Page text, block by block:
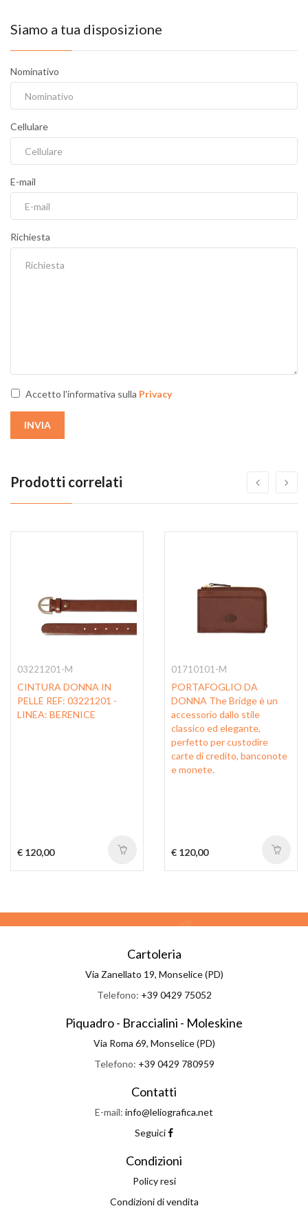
Siamo a tua disposizione
Nominativo
Cellulare
E-mail
Richiesta
Accetto l'informativa sulla Privacy
INVIA
Prodotti correlati
03221201-M
CINTURA DONNA IN
PELLE REF: 03221201 -
LINEA: BERENICE
€ 120,00
01710101-M
PORTAFOGLIO DA
DONNA The Bridge è un
accessorio dallo stile
classico ed elegante,
perfetto per custodire
carte di credito, banconote
e monete.
€ 120,00
Cartoleria
Via Zanellato 19, Monselice (PD)
Telefono: +39 0429 75052
Piquadro - Braccialini - Moleskine
Via Roma 69, Monselice (PD)
Telefono: +39 0429 780959
Contatti
E-mail: info@leliografica.net
Seguici
Condizioni
Policy resi
Condizioni di vendita